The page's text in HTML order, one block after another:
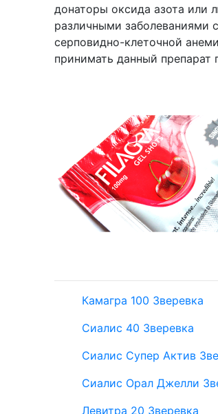
донаторы оксида азота или
различными заболеваниями
серповидно-клеточной
принимать данный препарат
Камагра 100 Зверевка
Сиалис 40 Зверевка
Сиалис Супер Актив
Сиалис Орал Джелли
Левитра 20 Зверевка